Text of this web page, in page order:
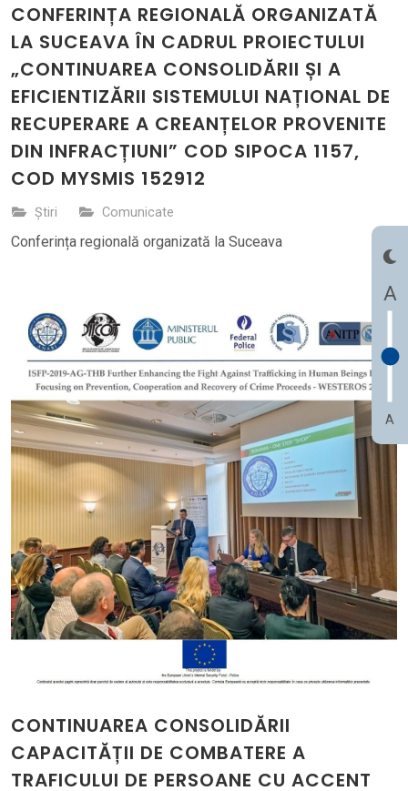
A
A
CONFERINȚA REGIONALĂ ORGANIZATĂ
LA SUCEAVA ÎN CADRUL PROIECTULUI
„CONTINUAREA CONSOLIDĂRII ȘI A
EFICIENTIZĂRII SISTEMULUI NAȚIONAL DE
RECUPERARE A CREANȚELOR PROVENITE
DIN INFRACȚIUNI” COD SIPOCA 1157,
COD MYSMIS 152912
Știri Comunicate
Conferința regională organizată la Suceava
CONTINUAREA CONSOLIDĂRII
CAPACITĂȚII DE COMBATERE A
TRAFICULUI DE PERSOANE CU ACCENT